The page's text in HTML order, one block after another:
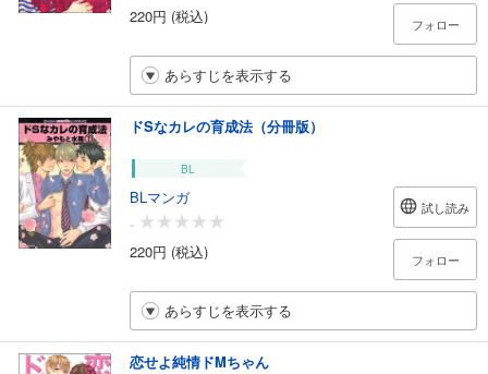
220円 (税込)
フォロー
あらすじを表示する
ドSなカレの育成法（分冊版）
BL
BLマンガ
-
220円 (税込)
試し読み
フォロー
あらすじを表示する
恋せよ純情ドMちゃん